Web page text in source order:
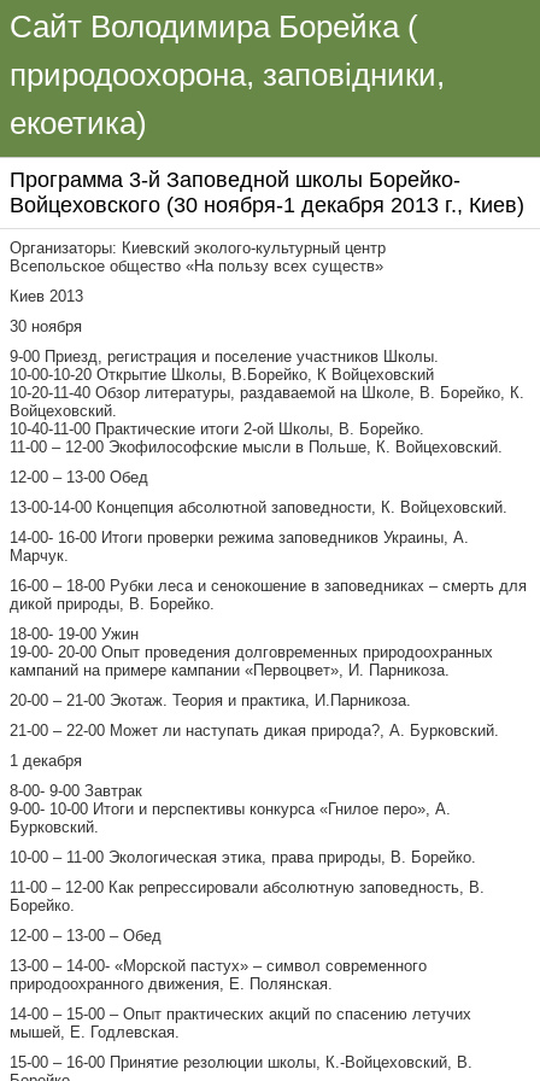
Сайт Володимира Борейка (
природоохорона, заповідники,
екоетика)
Программа 3-й Заповедной школы Борейко-
Войцеховского (30 ноября-1 декабря 2013 г., Киев)
Организаторы: Киевский эколого-культурный центр
Всепольское общество «На пользу всех существ»
Киев 2013
30 ноября
9-00 Приезд, регистрация и поселение участников Школы.
10-00-10-20 Открытие Школы, В.Борейко, К Войцеховский
10-20-11-40 Обзор литературы, раздаваемой на Школе, В. Борейко, К.
Войцеховский.
10-40-11-00 Практические итоги 2-ой Школы, В. Борейко.
11-00 – 12-00 Экофилософские мысли в Польше, К. Войцеховский.
12-00 – 13-00 Обед
13-00-14-00 Концепция абсолютной заповедности, К. Войцеховский.
14-00- 16-00 Итоги проверки режима заповедников Украины, А.
Марчук.
16-00 – 18-00 Рубки леса и сенокошение в заповедниках – смерть для
дикой природы, В. Борейко.
18-00- 19-00 Ужин
19-00- 20-00 Опыт проведения долговременных природоохранных
кампаний на примере кампании «Первоцвет», И. Парникоза.
20-00 – 21-00 Экотаж. Теория и практика, И.Парникоза.
21-00 – 22-00 Может ли наступать дикая природа?, А. Бурковский.
1 декабря
8-00- 9-00 Завтрак
9-00- 10-00 Итоги и перспективы конкурса «Гнилое перо», А.
Бурковский.
10-00 – 11-00 Экологическая этика, права природы, В. Борейко.
11-00 – 12-00 Как репрессировали абсолютную заповедность, В.
Борейко.
12-00 – 13-00 – Обед
13-00 – 14-00- «Морской пастух» – символ современного
природоохранного движения, Е. Полянская.
14-00 – 15-00 – Опыт практических акций по спасению летучих
мышей, Е. Годлевская.
15-00 – 16-00 Принятие резолюции школы, К.-Войцеховский, В.